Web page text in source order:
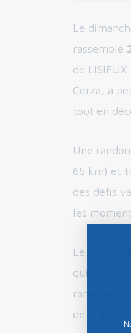
Le
rassemblé
de
Cerza, a
tout en
Une
65 km) et
des défis
les
Le succès
qui se sont
de la